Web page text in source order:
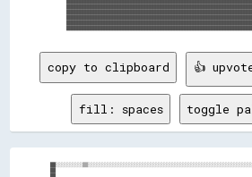
copy to clipboard 👍
fill: spaces toggle